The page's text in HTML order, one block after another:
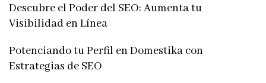
Descubre el Poder del SEO: Aumenta tu
Visibilidad en Línea
Potenciando tu Perfil en Domestika con
Estrategias de SEO